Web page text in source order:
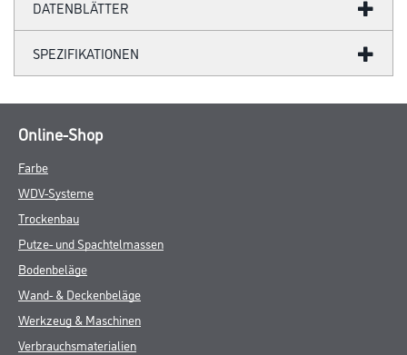
DATENBLÄTTER
SPEZIFIKATIONEN
Online-Shop
Farbe
WDV-Systeme
Trockenbau
Putze- und Spachtelmassen
Bodenbeläge
Wand- & Deckenbeläge
Werkzeug & Maschinen
Verbrauchsmaterialien